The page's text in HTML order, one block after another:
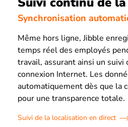
Synchronisation
Même hors ligne, Jibble
temps réel des employés
travail, assurant ainsi un suivi
connexion Internet. Les
automatiquement dès que la
pour une transparence totale.
Suivi de la localisation en direct